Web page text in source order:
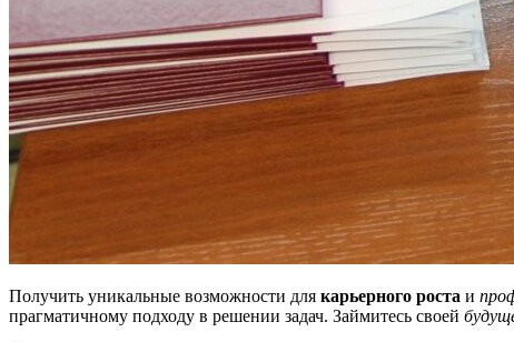
Получить уникальные возможности для карьерного роста и
прагматичному подходу в решении задач. Займитесь своей